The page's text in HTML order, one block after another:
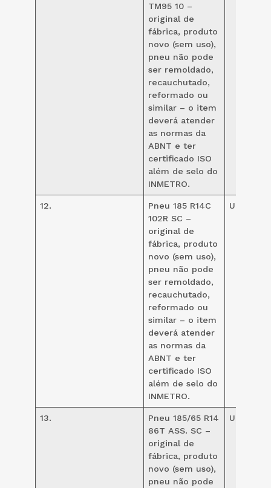
TM95 10 –
original de
fábrica, produto
novo (sem uso),
pneu não pode
ser remoldado,
recauchutado,
reformado ou
similar – o item
deverá atender
as normas da
ABNT e ter
certificado ISO
além de selo do
INMETRO.
12.
Pneu 185 R14C
102R SC –
original de
fábrica, produto
novo (sem uso),
pneu não pode
ser remoldado,
recauchutado,
reformado ou
similar – o item
deverá atender
as normas da
ABNT e ter
certificado ISO
além de selo do
INMETRO.
UND
13.
Pneu 185/65 R14
86T ASS. SC –
original de
fábrica, produto
novo (sem uso),
pneu não pode
UND